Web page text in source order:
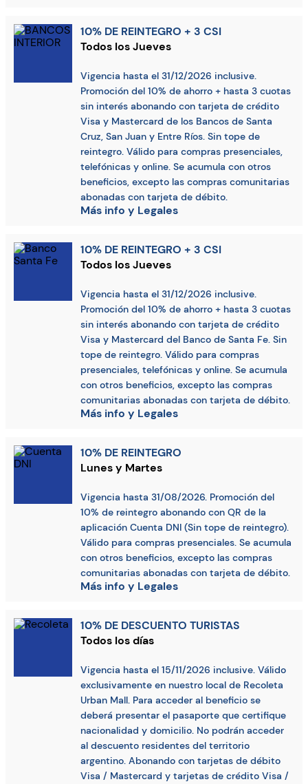
10% DE REINTEGRO + 3 CSI
Todos los Jueves
Vigencia hasta el 31/12/2026 inclusive.
Promoción del 10% de ahorro + hasta 3 cuotas
sin interés abonando con tarjeta de crédito
Visa y Mastercard de los Bancos de Santa
Cruz, San Juan y Entre Ríos. Sin tope de
reintegro. Válido para compras presenciales,
telefónicas y online. Se acumula con otros
beneficios, excepto las compras comunitarias
abonadas con tarjeta de débito.
Más info y Legales
10% DE REINTEGRO + 3 CSI
Todos los Jueves
Vigencia hasta el 31/12/2026 inclusive.
Promoción del 10% de ahorro + hasta 3 cuotas
sin interés abonando con tarjeta de crédito
Visa y Mastercard del Banco de Santa Fe. Sin
tope de reintegro. Válido para compras
presenciales, telefónicas y online. Se acumula
con otros beneficios, excepto las compras
comunitarias abonadas con tarjeta de débito.
Más info y Legales
10% DE REINTEGRO
Lunes y Martes
Vigencia hasta 31/08/2026. Promoción del
10% de reintegro abonando con QR de la
aplicación Cuenta DNI (Sin tope de reintegro).
Válido para compras presenciales. Se acumula
con otros beneficios, excepto las compras
comunitarias abonadas con tarjeta de débito.
Más info y Legales
10% DE DESCUENTO TURISTAS
Todos los días
Vigencia hasta el 15/11/2026 inclusive. Válido
exclusivamente en nuestro local de Recoleta
Urban Mall. Para acceder al beneficio se
deberá presentar el pasaporte que certifique
nacionalidad y domicilio. No podrán acceder
al descuento residentes del territorio
argentino. Abonando con tarjetas de débito
Visa / Mastercard y tarjetas de crédito Visa /